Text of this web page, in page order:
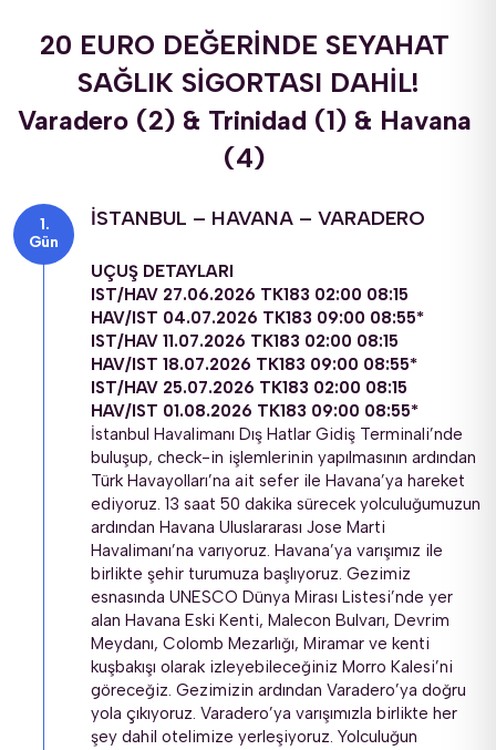
20 EURO DEĞERİNDE SEYAHAT
SAĞLIK SİGORTASI DAHİL!
Varadero (2) & Trinidad (1) & Havana
(4)
Gün
İSTANBUL – HAVANA – VARADERO
UÇUŞ DETAYLARI
IST/HAV 27.06.2026 TK183 02:00 08:15
HAV/IST 04.07.2026 TK183 09:00 08:55*
IST/HAV 11.07.2026 TK183 02:00 08:15
HAV/IST 18.07.2026 TK183 09:00 08:55*
IST/HAV 25.07.2026 TK183 02:00 08:15
HAV/IST 01.08.2026 TK183 09:00 08:55*
İstanbul Havalimanı Dış Hatlar Gidiş Terminali’nde
buluşup, check-in işlemlerinin yapılmasının ardından
Türk Havayolları’na ait sefer ile Havana’ya hareket
ediyoruz. 13 saat 50 dakika sürecek yolculuğumuzun
ardından Havana Uluslararası Jose Marti
Havalimanı’na varıyoruz. Havana’ya varışımız ile
birlikte şehir turumuza başlıyoruz. Gezimiz
esnasında UNESCO Dünya Mirası Listesi’nde yer
alan Havana Eski Kenti, Malecon Bulvarı, Devrim
Meydanı, Colomb Mezarlığı, Miramar ve kenti
kuşbakışı olarak izleyebileceğiniz Morro Kalesi’ni
göreceğiz. Gezimizin ardından Varadero’ya doğru
yola çıkıyoruz. Varadero’ya varışımızla birlikte her
şey dahil otelimize yerleşiyoruz. Yolculuğun